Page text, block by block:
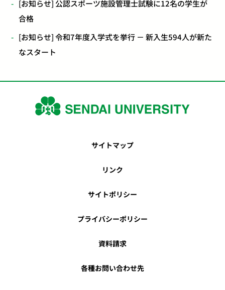
[お知らせ] 公認スポーツ施設管理士試験に12名の学生が
合格
[お知らせ] 令和7年度入学式を挙行 － 新入生594人が新た
なスタート
サイトマップ
リンク
サイトポリシー
プライバシーポリシー
資料請求
各種お問い合わせ先